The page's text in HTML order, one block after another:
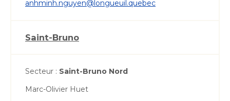
anhminh.nguyen@longueuil.quebec
Saint-Bruno
Secteur : Saint-Bruno Nord
Marc-Olivier Huet